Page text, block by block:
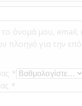
όνομά μου, email,
πλοηγό για την
*
*